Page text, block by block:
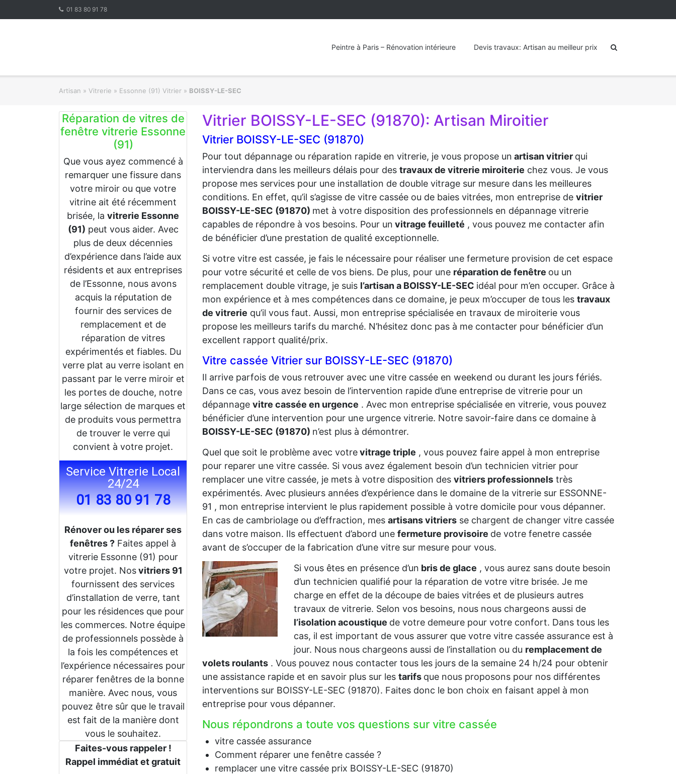
01 83 80 91 78
Peintre à Paris – Rénovation intérieure Devis travaux: Artisan au meilleur prix
Artisan » Vitrerie » Essonne (91) Vitrier » BOISSY-LE-SEC
Réparation de vitres de
fenêtre vitrerie Essonne
(91)
Que vous ayez commencé à
remarquer une fissure dans
votre miroir ou que votre
vitrine ait été récemment
brisée, la vitrerie Essonne
(91) peut vous aider. Avec
plus de deux décennies
d’expérience dans l’aide aux
résidents et aux entreprises
de l’Essonne, nous avons
acquis la réputation de
fournir des services de
remplacement et de
réparation de vitres
expérimentés et fiables. Du
verre plat au verre isolant en
passant par le verre miroir et
les portes de douche, notre
large sélection de marques et
de produits vous permettra
de trouver le verre qui
convient à votre projet.
Service Vitrerie Local
24/24
01 83 80 91 78
Rénover ou les réparer ses
fenêtres ? Faites appel à
vitrerie Essonne (91) pour
votre projet. Nosvitriers 91
fournissent des services
d’installation de verre, tant
pour les résidences que pour
les commerces. Notre équipe
de professionnels possède à
la fois les compétences et
l’expérience nécessaires pour
réparer fenêtres de la bonne
manière. Avec nous, vous
pouvez être sûr que le travail
est fait de la manière dont
vous le souhaitez.
Faites-vous rappeler !
Rappel immédiat et gratuit
Vitrier BOISSY-LE-SEC (91870): Artisan Miroitier
Vitrier BOISSY-LE-SEC (91870)
Pour tout dépannage ou réparation rapide en vitrerie, je vous propose un artisan vitrier qui
interviendra dans les meilleurs délais pour des travaux de vitrerie miroiterie chez vous. Je vous
propose mes services pour une installation de double vitrage sur mesure dans les meilleures
conditions. En effet, qu’il s’agisse de vitre cassée ou de baies vitrées, mon entreprise de vitrier
BOISSY-LE-SEC (91870) met à votre disposition des professionnels en dépannage vitrerie
capables de répondre à vos besoins. Pour un vitrage feuilleté , vous pouvez me contacter afin
de bénéficier d’une prestation de qualité exceptionnelle.
Si votre vitre est cassée, je fais le nécessaire pour réaliser une fermeture provision de cet espace
pour votre sécurité et celle de vos biens. De plus, pour une réparation de fenêtre ou un
remplacement double vitrage, je suis l’artisan a BOISSY-LE-SEC idéal pour m’en occuper. Grâce à
mon expérience et à mes compétences dans ce domaine, je peux m’occuper de tous les travaux
de vitrerie qu’il vous faut. Aussi, mon entreprise spécialisée en travaux de miroiterie vous
propose les meilleurs tarifs du marché. N’hésitez donc pas à me contacter pour bénéficier d’un
excellent rapport qualité/prix.
Vitre cassée Vitrier sur BOISSY-LE-SEC (91870)
Il arrive parfois de vous retrouver avec une vitre cassée en weekend ou durant les jours fériés.
Dans ce cas, vous avez besoin de l’intervention rapide d’une entreprise de vitrerie pour un
dépannage vitre cassée en urgence . Avec mon entreprise spécialisée en vitrerie, vous pouvez
bénéficier d’une intervention pour une urgence vitrerie. Notre savoir-faire dans ce domaine à
BOISSY-LE-SEC (91870) n’est plus à démontrer.
Quel que soit le problème avec votrevitrage triple , vous pouvez faire appel à mon entreprise
pour reparer une vitre cassée. Si vous avez également besoin d’un technicien vitrier pour
remplacer une vitre cassée, je mets à votre disposition des vitriers professionnels très
expérimentés. Avec plusieurs années d’expérience dans le domaine de la vitrerie sur ESSONNE-
91 , mon entreprise intervient le plus rapidement possible à votre domicile pour vous dépanner.
En cas de cambriolage ou d’effraction, mes artisans vitriers se chargent de changer vitre cassée
dans votre maison. Ils effectuent d’abord une fermeture provisoire de votre fenetre cassée
avant de s’occuper de la fabrication d’une vitre sur mesure pour vous.
Si vous êtes en présence d’un bris de glace , vous aurez sans doute besoin
d’un technicien qualifié pour la réparation de votre vitre brisée. Je me
charge en effet de la découpe de baies vitrées et de plusieurs autres
travaux de vitrerie. Selon vos besoins, nous nous chargeons aussi de
l’isolation acoustique de votre demeure pour votre confort. Dans tous les
cas, il est important de vous assurer que votre vitre cassée assurance est à
jour. Nous nous chargeons aussi de l’installation ou du remplacement de
volets roulants . Vous pouvez nous contacter tous les jours de la semaine 24 h/24 pour obtenir
une assistance rapide et en savoir plus sur les tarifs que nous proposons pour nos différentes
interventions sur BOISSY-LE-SEC (91870). Faites donc le bon choix en faisant appel à mon
entreprise pour vous dépanner.
Nous répondrons a toute vos questions sur vitre cassée
vitre cassée assurance
Comment réparer une fenêtre cassée ?
remplacer une vitre cassée prix BOISSY-LE-SEC (91870)